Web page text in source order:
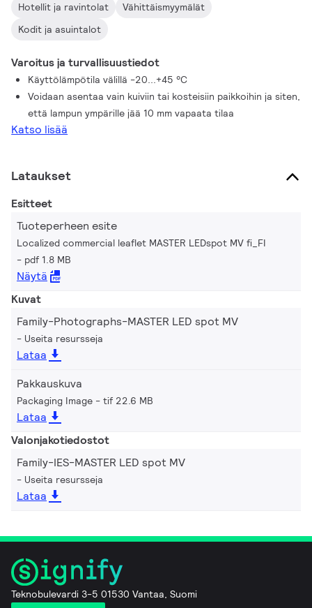
Hotellit ja ravintolat
Vähittäismyymälät
Kodit ja asuintalot
Varoitus ja turvallisuustiedot
Käyttölämpötila välillä -20...+45 °C
Voidaan asentaa vain kuiviin tai kosteisiin paikkoihin ja siten,
että lampun ympärille jää 10 mm vapaata tilaa
Katso lisää
Lataukset
Esitteet
Tuoteperheen esite
Localized commercial leaflet MASTER LEDspot MV fi_FI
pdf 1.8 MB
Näytä
Kuvat
Family-Photographs-MASTER LED spot MV
Useita resursseja
Lataa
Pakkauskuva
Packaging Image tif 22.6 MB
Lataa
Valonjakotiedostot
Family-IES-MASTER LED spot MV
Useita resursseja
Lataa
Teknobulevardi 3-5 01530 Vantaa, Suomi